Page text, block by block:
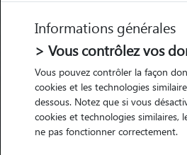
Garde
chez le Pet Sitter
Garde
chez le Pet Sitter
Informations générales
> Vous contrôlez vos
Vous pouvez contrôler la façon
cookies et les technologies
dessous. Notez que si vous
cookies et technologies similaires,
ne pas fonctionner correctement.